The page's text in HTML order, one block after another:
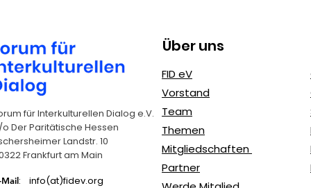
gegen
für Interkulturellen Dialog e.V.
Der Paritätische Hessen
Landstr. 10
Frankfurt am Main
Mail: info(at)fidev.org
Über uns
FID eV
Vorstand
Team
Themen
Mitgliedschaften
Partner